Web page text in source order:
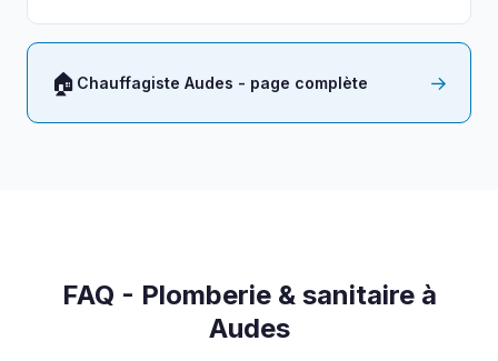
🏠 Chauffagiste Audes - page complète →
FAQ - Plomberie & sanitaire à
Audes